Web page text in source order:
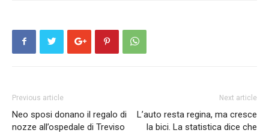
Previous article
Neo sposi donano il regalo di
nozze all’ospedale di Treviso
Next article
L’auto resta regina, ma cresce
la bici. La statistica dice che